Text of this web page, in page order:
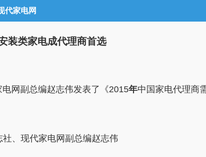
代家电网
装类家电成代理商首选
网副总编赵志伟发表了《2015年中国家电代理商
、现代家电网副总编赵志伟